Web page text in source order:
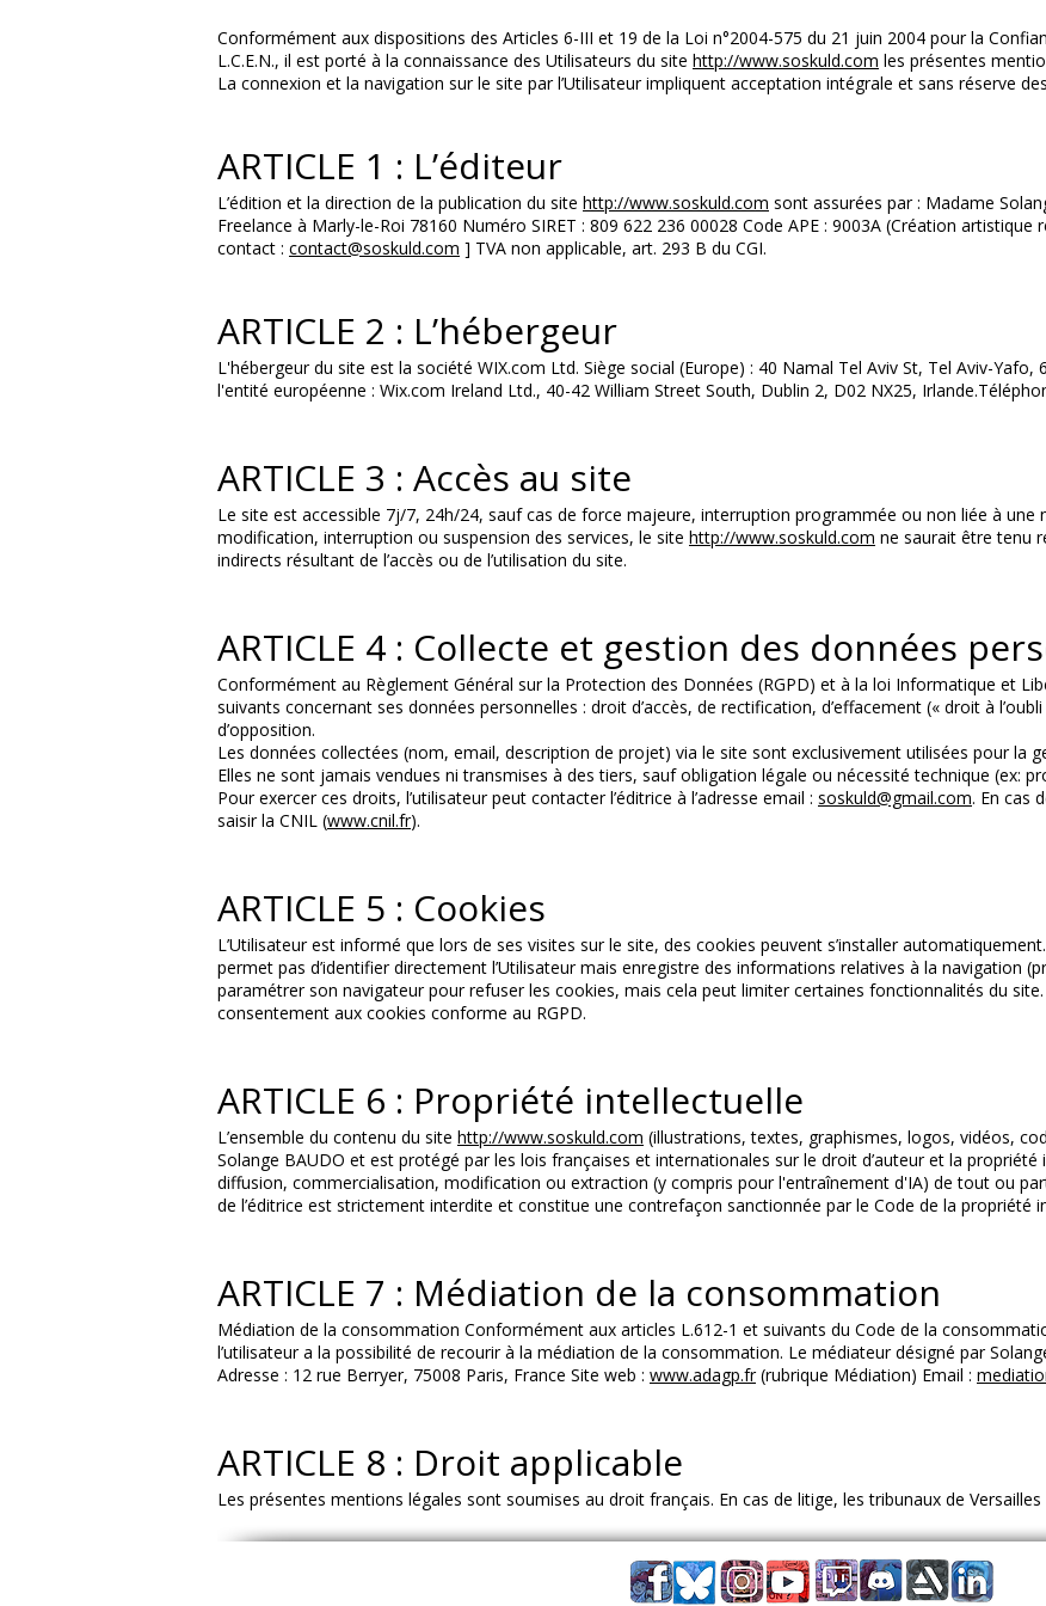
Conformément aux dispositions des Articles 6-III et 19 de la Loi n°2004-575 du 21 juin 2004 pour la
L.C.E.N., il est porté à la connaissance des Utilisateurs du site http://www.soskuld.com les présentes
La connexion et la navigation sur le site par l’Utilisateur impliquent acceptation intégrale et sans réserve
ARTICLE 1 : L’éditeur
L’édition et la direction de la publication du site http://www.soskuld.com sont assurées par : Madame
Freelance à Marly-le-Roi 78160 Numéro SIRET : 809 622 236 00028 Code APE : 9003A (Création artistique
contact : contact@soskuld.com ] TVA non applicable, art. 293 B du CGI.
ARTICLE 2 : L’hébergeur
L'hébergeur du site est la société WIX.com Ltd. Siège social (Europe) : 40 Namal Tel Aviv St, Tel Aviv-
l'entité européenne : Wix.com Ireland Ltd., 40-42 William Street South, Dublin 2, D02 NX25,
ARTICLE 3 : Accès au site
Le site est accessible 7j/7, 24h/24, sauf cas de force majeure, interruption programmée ou non liée à une
modification, interruption ou suspension des services, le site http://www.soskuld.com ne saurait être tenu
indirects résultant de l’accès ou de l’utilisation du site.
ARTICLE 4 : Collecte et gestion des données
Conformément au Règlement Général sur la Protection des Données (RGPD) et à la loi Informatique et
suivants concernant ses données personnelles : droit d’accès, de rectification, d’effacement (« droit à
d’opposition.
Les données collectées (nom, email, description de projet) via le site sont exclusivement utilisées pour la
Elles ne sont jamais vendues ni transmises à des tiers, sauf obligation légale ou nécessité technique (ex:
Pour exercer ces droits, l’utilisateur peut contacter l’éditrice à l’adresse email : soskuld@gmail.com. En cas
saisir la CNIL (www.cnil.fr).
ARTICLE 5 : Cookies
L’Utilisateur est informé que lors de ses visites sur le site, des cookies peuvent s’installer
permet pas d’identifier directement l’Utilisateur mais enregistre des informations relatives à la navigation
paramétrer son navigateur pour refuser les cookies, mais cela peut limiter certaines fonctionnalités du
consentement aux cookies conforme au RGPD.
ARTICLE 6 : Propriété intellectuelle
L’ensemble du contenu du site http://www.soskuld.com (illustrations, textes, graphismes, logos, vidéos,
Solange BAUDO et est protégé par les lois françaises et internationales sur le droit d’auteur et la
diffusion, commercialisation, modification ou extraction (y compris pour l'entraînement d'IA) de tout ou
de l’éditrice est strictement interdite et constitue une contrefaçon sanctionnée par le Code de la propriété
ARTICLE 7 : Médiation de la consommation
Médiation de la consommation Conformément aux articles L.612-1 et suivants du Code de la
l’utilisateur a la possibilité de recourir à la médiation de la consommation. Le médiateur désigné par
Adresse : 12 rue Berryer, 75008 Paris, France Site web : www.adagp.fr(rubrique Médiation) Email :
ARTICLE 8 : Droit applicable
Les présentes mentions légales sont soumises au droit français. En cas de litige, les tribunaux de